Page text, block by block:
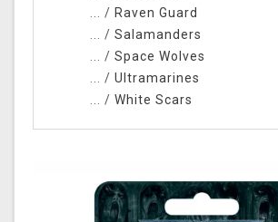
... / Raven Guard
... / Salamanders
... / Space Wolves
... / Ultramarines
... / White Scars